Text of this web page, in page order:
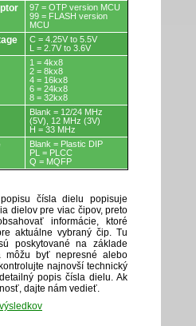
97 = OTP version MCU
99 = FLASH version
MCU
C = 4.25V to 5.5V
L = 2.7V to 3.6V
1 = 4kx8
2 = 8kx8
4 = 16kx8
6 = 24kx8
8 = 32kx8
Blank = 12/24 MHz
(5V), 12 MHz (3V)
H = 33 MHz
Blank = Plastic DIP
PL = PLCC
Q = MQFP
čísla dielu popisuje
dielov pre viac čipov, preto
informácie, ktoré
aktuálne vybraný čip. Tu
poskytované na základe
môžu byť nepresné alebo
najnovší technický
popis čísla dielu. Ak
dajte nám vedieť.